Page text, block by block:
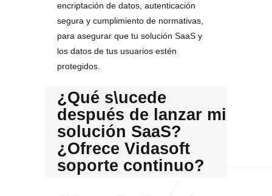
encriptación de datos, autenticación
segura y cumplimiento de normativas,
para asegurar que tu solución SaaS y
los datos de tus usuarios estén
protegidos.
¿Qué s\ucede
después de lanzar mi
solución SaaS?
¿Ofrece Vidasoft
soporte continuo?